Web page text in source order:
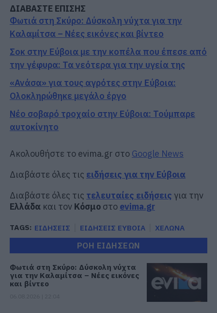
ΔΙΑΒΑΣΤΕ ΕΠΙΣΗΣ
Φωτιά στη Σκύρο: Δύσκολη νύχτα για την
Καλαμίτσα – Νέες εικόνες και βίντεο
Σοκ στην Εύβοια με την κοπέλα που έπεσε από
την γέφυρα: Τα νεότερα για την υγεία της
«Ανάσα» για τους αγρότες στην Εύβοια:
Ολοκληρώθηκε μεγάλο έργο
Νέο σοβαρό τροχαίο στην Εύβοια: Τούμπαρε
αυτοκίνητο
Ακολουθήστε το evima.gr στο Google News
Διαβάστε όλες τις ειδήσεις για την Εύβοια
Διαβάστε όλες τις τελευταίες ειδήσεις για την
Ελλάδα και τον Κόσμο στο evima.gr
TAGS: ΕΙΔΗΣΕΙΣ ΕΙΔΗΣΕΙΣ ΕΥΒΟΙΑ ΧΕΛΩΝΑ
ΡΟΗ ΕΙΔΗΣΕΩΝ
Φωτιά στη Σκύρο: Δύσκολη νύχτα
για την Καλαμίτσα – Νέες εικόνες
και βίντεο